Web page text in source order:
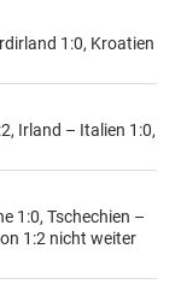
1:0, Kroatien
Irland – Italien 1:0,
1:0, Tschechien –
1:2 nicht weiter